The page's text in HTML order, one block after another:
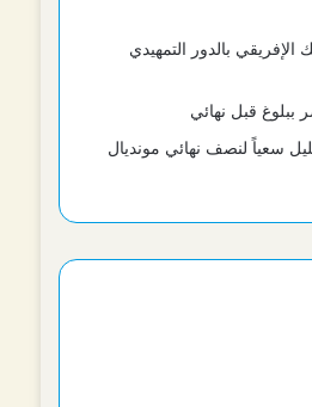
بالدور التمهيدي
قبل نهائي
سعياً لنصف نهائي مونديال